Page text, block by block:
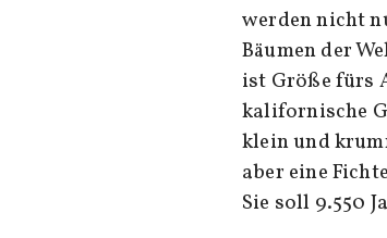
werden nicht
Bäumen der
ist Größe fürs
kalifornische
klein und
aber eine
Sie soll 9.550